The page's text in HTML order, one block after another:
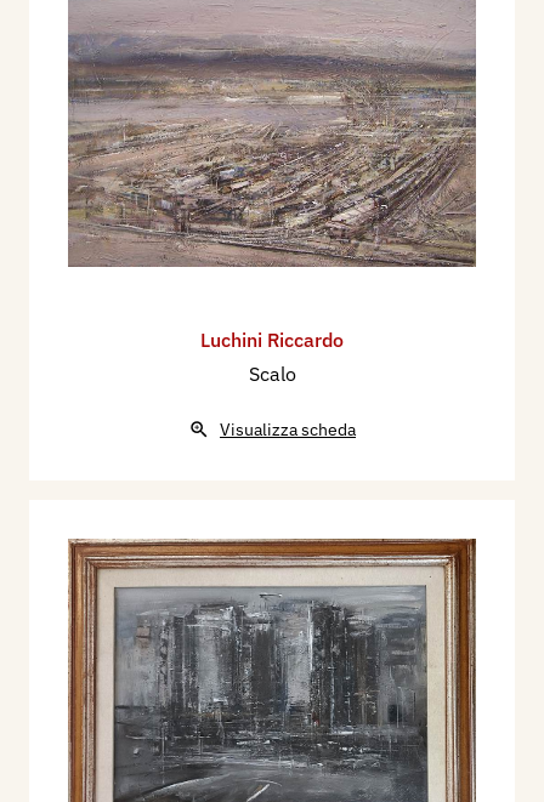
Luchini Riccardo
Scalo
Visualizza scheda